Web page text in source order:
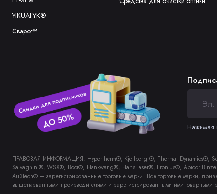
быстро
и
YIKUAI YK®
Сварог™
Нажимая
ПРАВОВАЯ ИНФОРМАЦИЯ. Hypertherm®, Kjellberg ®, Thermal Dynamics®,
Salvagnini®, WSX®, Boci®, Hankwang®, Hans laser®, Fronius®, Abicor
Au3tech® – зарегистрированные торговые марки. Все торговые марки,
вышеназванными производителями и зарегистрированными ими товарными